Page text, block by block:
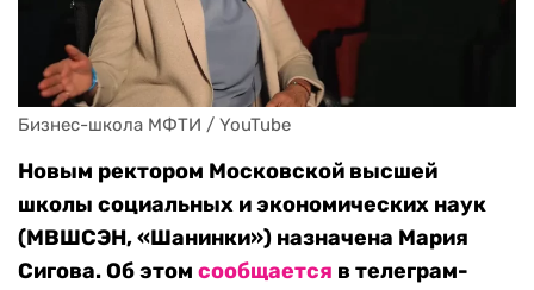
Бизнес-школа МФТИ / YouTube
Новым ректором Московской высшей
школы социальных и экономических наук
(МВШСЭН, «Шанинки») назначена Мария
Сигова. Об этом сообщается в телеграм-